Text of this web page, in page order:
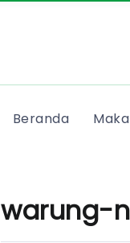
Beranda
warung-